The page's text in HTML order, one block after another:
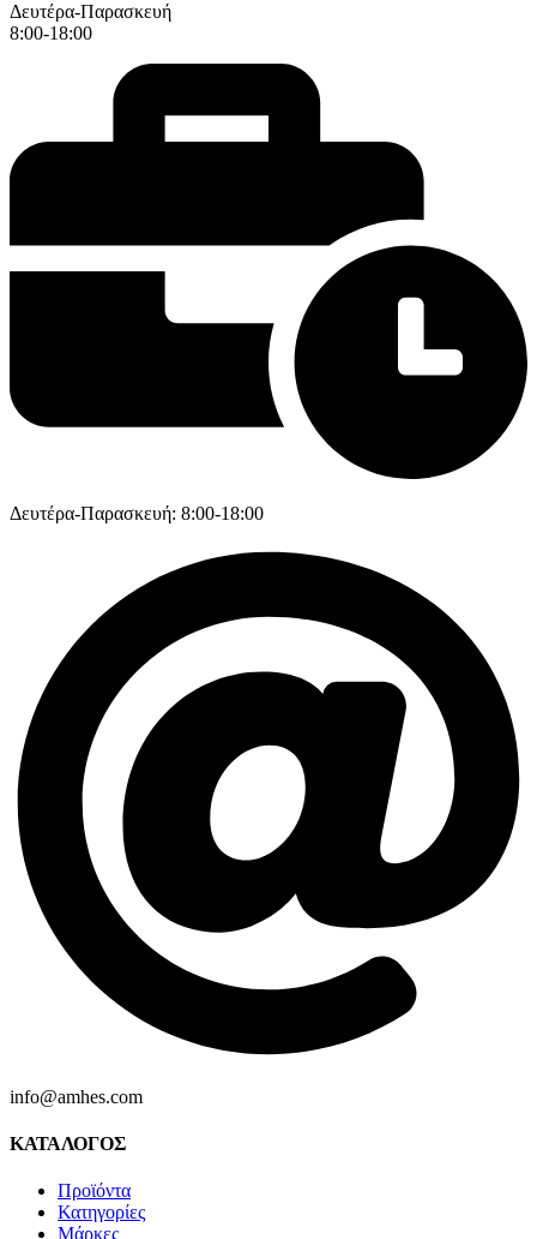
Δευτέρα-Παρασκευή
8:00-18:00
Δευτέρα-Παρασκευή: 8:00-18:00
info@amhes.com
ΚΑΤΑΛΟΓΟΣ
Προϊόντα
Κατηγορίες
Μάρκες